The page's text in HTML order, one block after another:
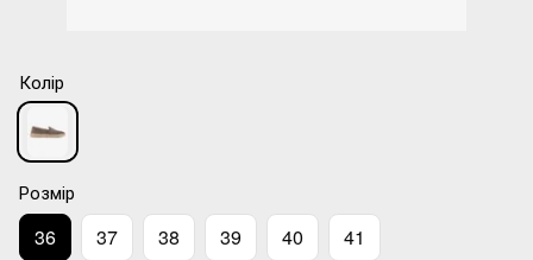
Колір
Розмір
36 37 38 39 40 41